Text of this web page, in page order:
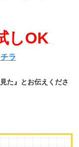
しOK
ラ
た』とお伝えくださ